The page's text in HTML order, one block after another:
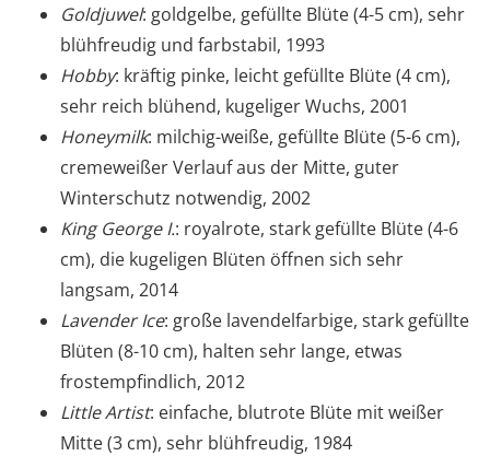
Goldjuwel: goldgelbe, gefüllte Blüte (4-5 cm), sehr
blühfreudig und farbstabil, 1993
Hobby: kräftig pinke, leicht gefüllte Blüte (4 cm),
sehr reich blühend, kugeliger Wuchs, 2001
Honeymilk: milchig-weiße, gefüllte Blüte (5-6 cm),
cremeweißer Verlauf aus der Mitte, guter
Winterschutz notwendig, 2002
King George I.: royalrote, stark gefüllte Blüte (4-6
cm), die kugeligen Blüten öffnen sich sehr
langsam, 2014
Lavender Ice: große lavendelfarbige, stark gefüllte
Blüten (8-10 cm), halten sehr lange, etwas
frostempfindlich, 2012
Little Artist: einfache, blutrote Blüte mit weißer
Mitte (3 cm), sehr blühfreudig, 1984